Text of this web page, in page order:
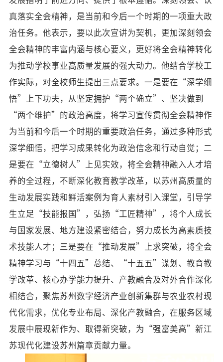
真落实全会精神，是当前和今后一个时期的一项重大政
治任务。他表示，要以此次宣讲为契机，更加深刻领会
全会精神的丰富内涵与核心要义，更好将全会精神转化
为推动学校事业高质量发展的强大动力。他结合学校工
作实际，对全校师生提出三点要求。一是要在“深学细
悟”上下功夫，从坚定拥护“两个确立”、坚决做到
“两个维护”的政治高度，将学习宣传贯彻全会精神作
为当前和今后一个时期的重要政治任务，通过多种形式
深学细悟，把学习成果转化为政治信念和行动自觉；二
是要在“立德树人”上见实效，将全会精神融入人才培
养的全过程，不断深化教育教学改革，以苏州高质量的
生动发展实践和鲜活案例为育人素材引入课堂，引导学
生立足“技能报国”，弘扬“工匠精神”，将个人成长
与国家发展、地方建设紧密结合，努力成长为高素质技
术技能人才；三是要在“推动发展”上求突破，将全会
精神学习与“十四五”总结、“十五五”谋划、教育教
学改革、核心办学能力提升、产教融合及对外合作深化
相结合，聚焦苏州数字经济产业创新集群与农业农村现
代化需求，优化专业布局、深化产教融合，在服务区域
发展中展现新作为、取得新突破，为“强富美高”新江
苏现代化建设苏州篇章贡献力量。